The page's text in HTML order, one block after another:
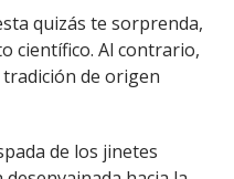
quizás te sorprenda,
científico. Al contrario,
de origen
de los jinetes